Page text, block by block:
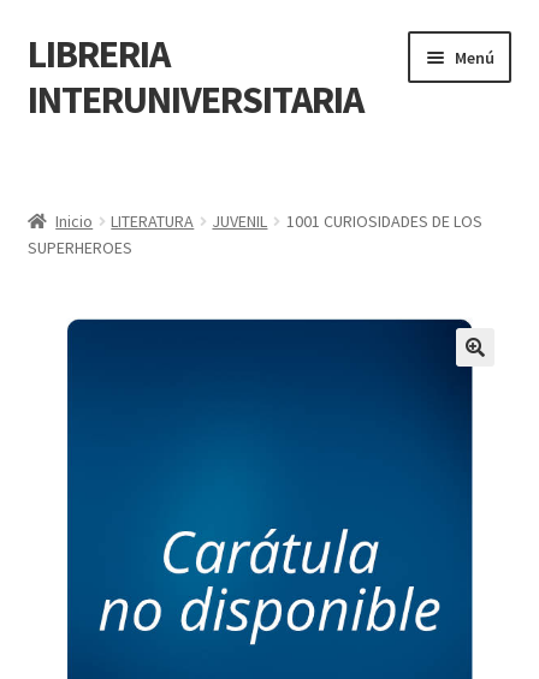
LIBRERIA
INTERUNIVERSITARIA
Menú
Carrito
POLÍTICA DE MANEJO DE INFORMACIÓN Y DATOS
PERSONALES DE CORPORACIÓN INTERUNIVERSITARIA DE
SERVICIO
Inicio LITERATURA JUVENIL
1001 CURIOSIDADES DE LOS
SUPERHEROES